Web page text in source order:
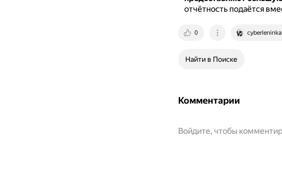
отчётность подаётся
0
Найти в Поиске
Комментарии
Войдите, чтобы